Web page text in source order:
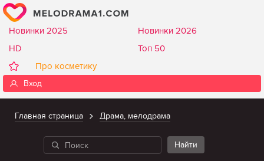
Новинки 2025
Новинки 2026
HD
Топ 50
Про косметику
Вход
Главная страница Драма, мелодрама